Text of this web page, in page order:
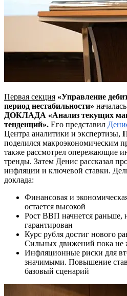
Первая секция «Управление
период нестабильности»
ДОКЛАДА «Анализ текущих
тенденций». Его представил
Центра аналитики и экспертизы,
поделился макроэкономическим
также рассмотрел опережающие
тренды. Затем Денис рассказал
инфляции и ключевой ставки.
доклада:
Финансовая и
остается высокой
Рост ВВП начнется раньше,
гарантирован
Курс рубля достиг нового
Сильных движений пока не
Инфляционные риски для
значимыми. Повышение
базовый сценарий